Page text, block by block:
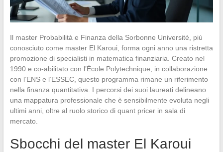
Il master Probabilità e Finanza della Sorbonne Université, più
conosciuto come master El Karoui, forma ogni anno una ristretta
promozione di specialisti in matematica finanziaria. Creato nel
1990 e co-abilitato con l’École Polytechnique, in collaborazione
con l’ENS e l’ESSEC, questo programma rimane un riferimento
nella finanza quantitativa. I percorsi dei suoi laureati delineano
una mappatura professionale che è sensibilmente evoluta negli
ultimi anni, oltre al ruolo storico di quant pricer in sala di
mercato.
Sbocchi del master El Karoui